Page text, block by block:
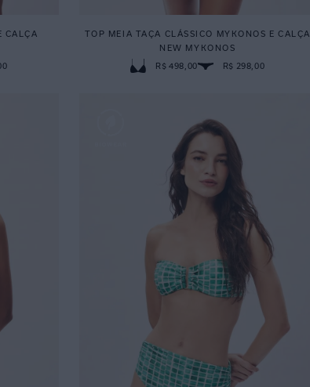
CALÇA
TOP MEIA TAÇA CLÁSSICO MYKONOS E CALÇA
NEW MYKONOS
R$ 498,00
R$ 298,00